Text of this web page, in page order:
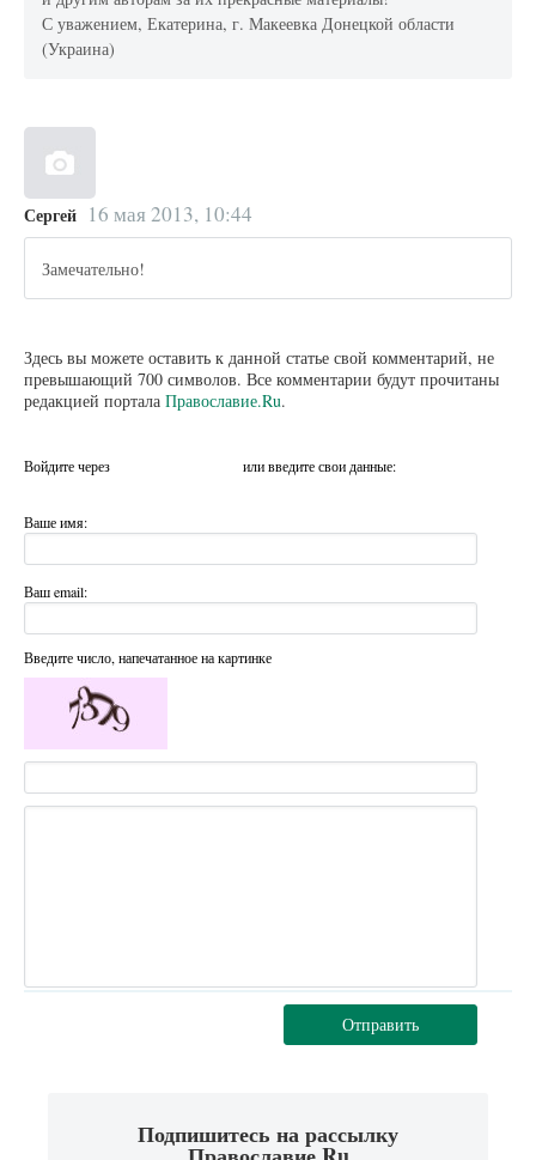
С уважением, Екатерина, г. Макеевка Донецкой области
(Украина)
Сергей 16 мая 2013, 10:44
Замечательно!
Здесь вы можете оставить к данной статье свой комментарий, не
превышающий 700 символов. Все комментарии будут прочитаны
редакцией портала Православие.Ru.
Войдите через или введите свои данные:
Ваше имя:
Ваш email:
Введите число, напечатанное на картинке
Отправить
Подпишитесь на рассылку